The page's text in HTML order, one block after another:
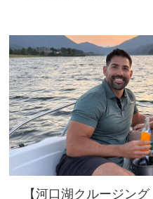
【河口湖クルージン